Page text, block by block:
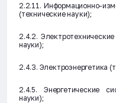
2.2.11. Информационно-
(технические науки);
2.4.2.
науки);
2.4.3. Электроэнергетика
2.4.5. Энергетические
науки);